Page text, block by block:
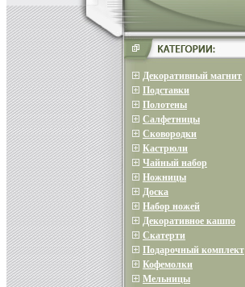
Декоративный магнит
Подставки
Полотены
Салфетницы
Сковородки
Кастрюли
Чайный набор
Ножницы
Доска
Набор ножей
Декоративное кашпо
Скатерти
Подарочный комплект
Кофемолки
Мельницы